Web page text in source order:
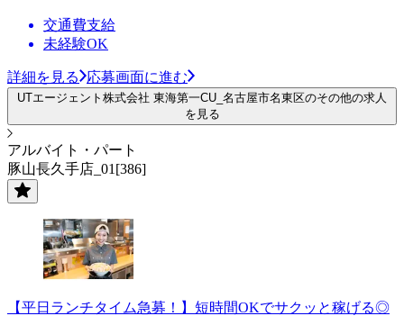
交通費支給
未経験OK
詳細を見る 応募画面に進む
UTエージェント株式会社 東海第一CU_名古屋市名東区のその他の求人
を見る
アルバイト・パート
豚山長久手店_01[386]
【平日ランチタイム急募！】短時間OKでサクッと稼げる◎